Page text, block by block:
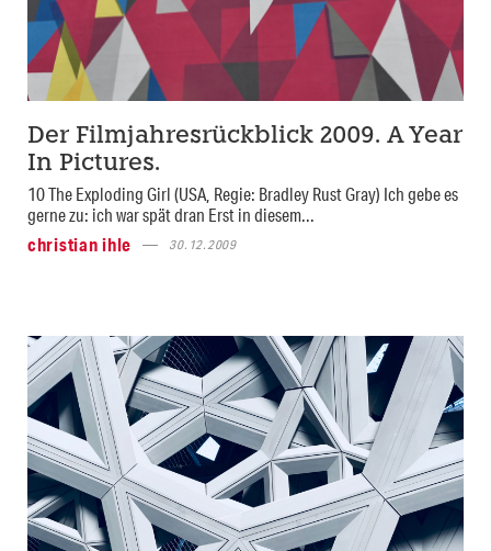
Der Filmjahresrückblick 2009. A Year
In Pictures.
10 The Exploding Girl (USA, Regie: Bradley Rust Gray) Ich gebe es
gerne zu: ich war spät dran Erst in diesem...
christian ihle
30.12.2009